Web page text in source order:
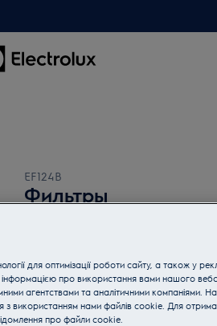
EF124B
Фильтры
Покупайте технику по
для оптимізації роботи сайту, а також у
про використання вами нашого
агентствами та аналітичними компаніями.
з використанням нами файлів cookie. Для
прo файли cookie.